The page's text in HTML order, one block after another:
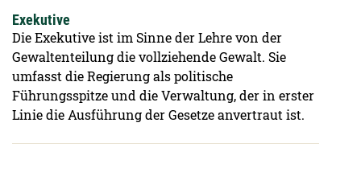
Exekutive
Die Exekutive ist im Sinne der Lehre von der
Gewaltenteilung die vollziehende Gewalt. Sie
umfasst die Regierung als politische
Führungsspitze und die Verwaltung, der in erster
Linie die Ausführung der Gesetze anvertraut ist.